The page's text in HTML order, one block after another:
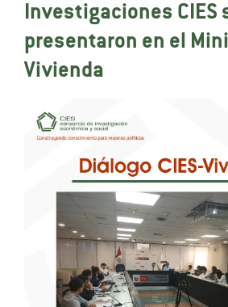
Investigaciones CIES
presentaron en el
Vivienda